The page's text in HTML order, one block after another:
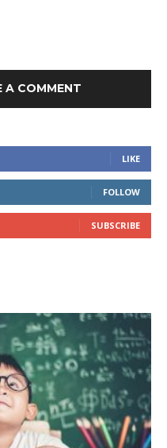
A COMMENT
LIKE
FOLLOW
SUBSCRIBE